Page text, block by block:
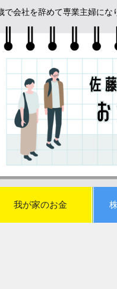
で会社を辞めて専業主婦にな
我が家のお金